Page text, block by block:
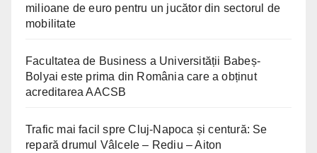
milioane de euro pentru un jucător din sectorul de
mobilitate
Facultatea de Business a Universității Babeș-
Bolyai este prima din România care a obținut
acreditarea AACSB
Trafic mai facil spre Cluj-Napoca și centură: Se
repară drumul Vâlcele – Rediu – Aiton